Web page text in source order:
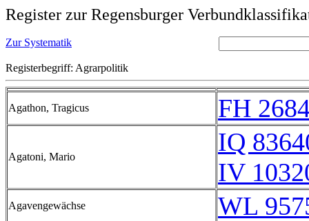
Register zur Regensburger
Zur Systematik
Registerbegriff: Agrarpolitik
Agathon, Tragicus FH
Agatoni, Mario
IQ
IV
Agavengewächse WL